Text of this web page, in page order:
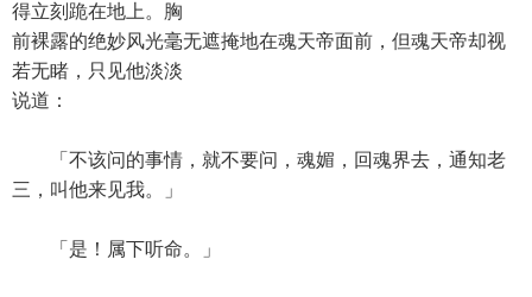
得立刻跪在地上。胸
前裸露的绝妙风光毫无遮掩地在魂天帝面前，但魂天帝却视
若无睹，只见他淡淡
说道：
「不该问的事情，就不要问，魂媚，回魂界去，通知老
三，叫他来见我。」
「是！属下听命。」